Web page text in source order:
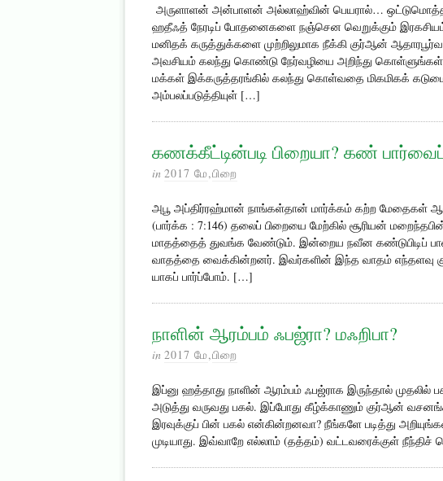
அருளாளன் அன்பாளன் அல்லாஹ்வின் பெயரால்…
ஹதீஃத் நேரடிப் போதனைகளை நஞ்சென வெறுக்கும்
மனிதக் கருத்துக்களை முற்றிலுமாக நீக்கி குர்ஆன்
அவசியம் கலந்து கொண்டு நேர்வழியை அறிந்து
மக்கள் இக்கருத்தரங்கில் கலந்து கொள்வதை மிகமிகக்
அம்பலப்படுத்தியுள் […]
கணக்கீட்டின்படி பிறையா? கண்
in 2017 மே,பிறை
அபூ அப்திர்ரஹ்மான் நாங்கள்தான் மார்க்கம் கற்ற மேதைகள்
(பார்க்க : 7:146) தலைப் பிறையை மேற்கில் சூரியன்
மாதத்தைத் துவங்க வேண்டும். இன்றைய நவீன கண்டுபிடிப்
வாதத்தை வைக்கின்றனர். இவர்களின் இந்த வாதம் எந்தளவு
யாகப் பார்ப்போம். […]
நாளின் ஆரம்பம் ஃபஜ்ரா? மஃறிபா?
in 2017 மே,பிறை
இப்னு ஹத்தாது நாளின் ஆரம்பம் ஃபஜ்ராக இருந்தால் முதலில்
அடுத்து வருவது பகல். இப்போது கீழ்க்காணும் குர்ஆன்
இரவுக்குப் பின் பகல் என்கின்றனவா? நீங்களே படித்து
முடியாது. இவ்வாறே எல்லாம் (தத்தம்) வட்டவரைக்குள்